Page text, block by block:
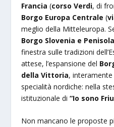
Francia (corso Verdi, di
Borgo Europa Centrale (
meglio della Mitteleuropa.
Borgo Slovenia e
finestra sulle tradizioni
attese, l’espansione del
della Vittoria,
specialità nordiche: nella
istituzionale di “Io sono
Non mancano le proposte